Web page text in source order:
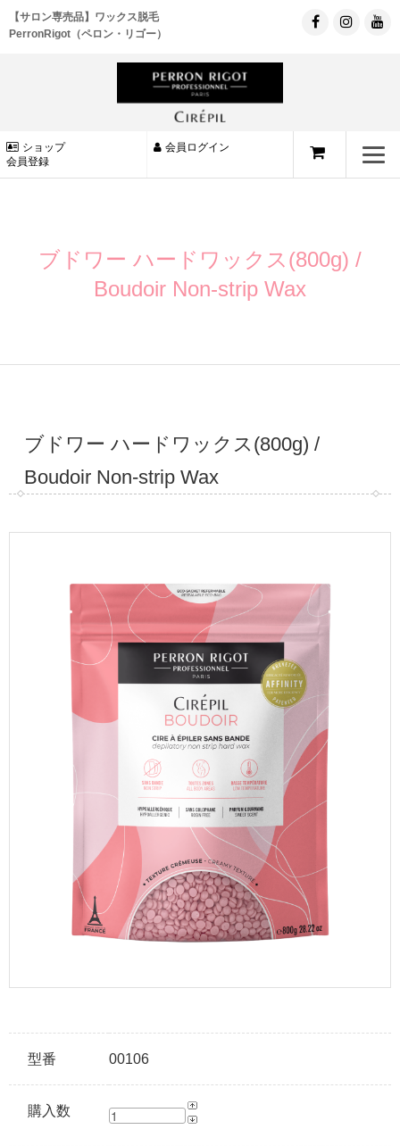
【サロン専売品】ワックス脱毛
PerronRigot（ペロン・リゴー）
ショップ
会員登録
会員ログイン
ブドワー ハードワックス(800g) /
Boudoir Non-strip Wax
ブドワー ハードワックス(800g) /
Boudoir Non-strip Wax
型番 00106
購入数